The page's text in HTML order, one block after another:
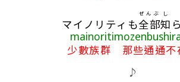
マイノリティも全部
ぜんぶ
知
し
少數族群 那些通通不
♪